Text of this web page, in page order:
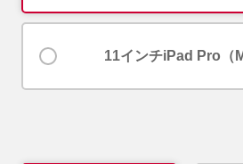
11インチiPad Pro（